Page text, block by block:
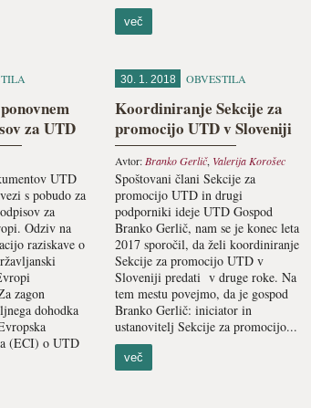
več
za UTD
UTD
s pobudo za
za
Odziv na
raziskave o
zagon
dohodka
(ECI) o UTD
30. 1. 2018 OBVESTILA
Koordiniranje Sekcije za
promocijo UTD v Sloveniji
Avtor: Branko Gerlič, Valerija Korošec
Spoštovani člani Sekcije za
promocijo UTD in drugi
podporniki ideje UTD Gospod
Branko Gerlič, nam se je konec leta
2017 sporočil, da želi koordiniranje
Sekcije za promocijo UTD v
Sloveniji predati v druge roke. Na
tem mestu povejmo, da je gospod
Branko Gerlič: iniciator in
ustanovitelj Sekcije za promocijo...
več